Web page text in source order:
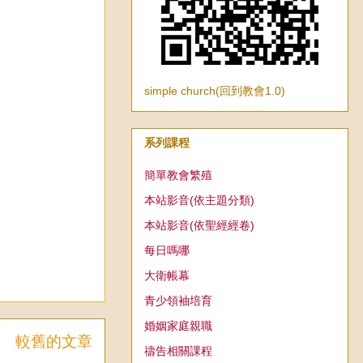
較舊的文章
simple church(回到教會1.0)
系列課程
簡單教會繁殖
本站影音(依主題分類)
本站影音(依聖經經卷)
每日嗎哪
大衛帳幕
青少領袖培育
婚姻家庭親職
禱告相關課程